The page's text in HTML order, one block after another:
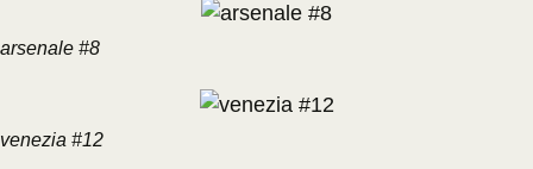
arsenale #8
venezia #12